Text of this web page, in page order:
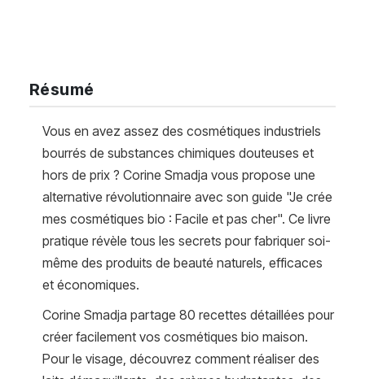
Résumé
Vous en avez assez des cosmétiques industriels
bourrés de substances chimiques douteuses et
hors de prix ? Corine Smadja vous propose une
alternative révolutionnaire avec son guide "Je crée
mes cosmétiques bio : Facile et pas cher". Ce livre
pratique révèle tous les secrets pour fabriquer soi-
même des produits de beauté naturels, efficaces
et économiques.
Corine Smadja partage 80 recettes détaillées pour
créer facilement vos cosmétiques bio maison.
Pour le visage, découvrez comment réaliser des